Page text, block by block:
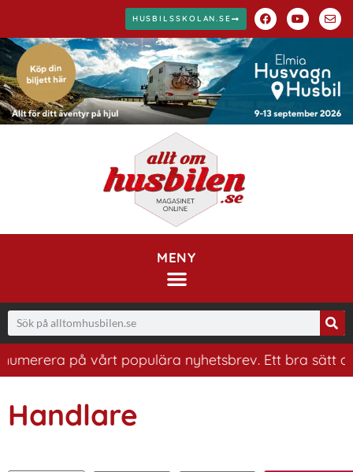
HUSBILSSKOLAN.SE
MENY
på vårt populära nyhetsbrev. Ett bra sätt att
Handlare